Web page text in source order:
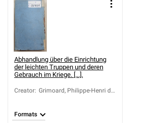
Abhandlung über die Einrichtung
der leichten Truppen und deren
Gebrauch im Kriege. [...].
Creator: Grimoard, Philippe-Henri de
Formats